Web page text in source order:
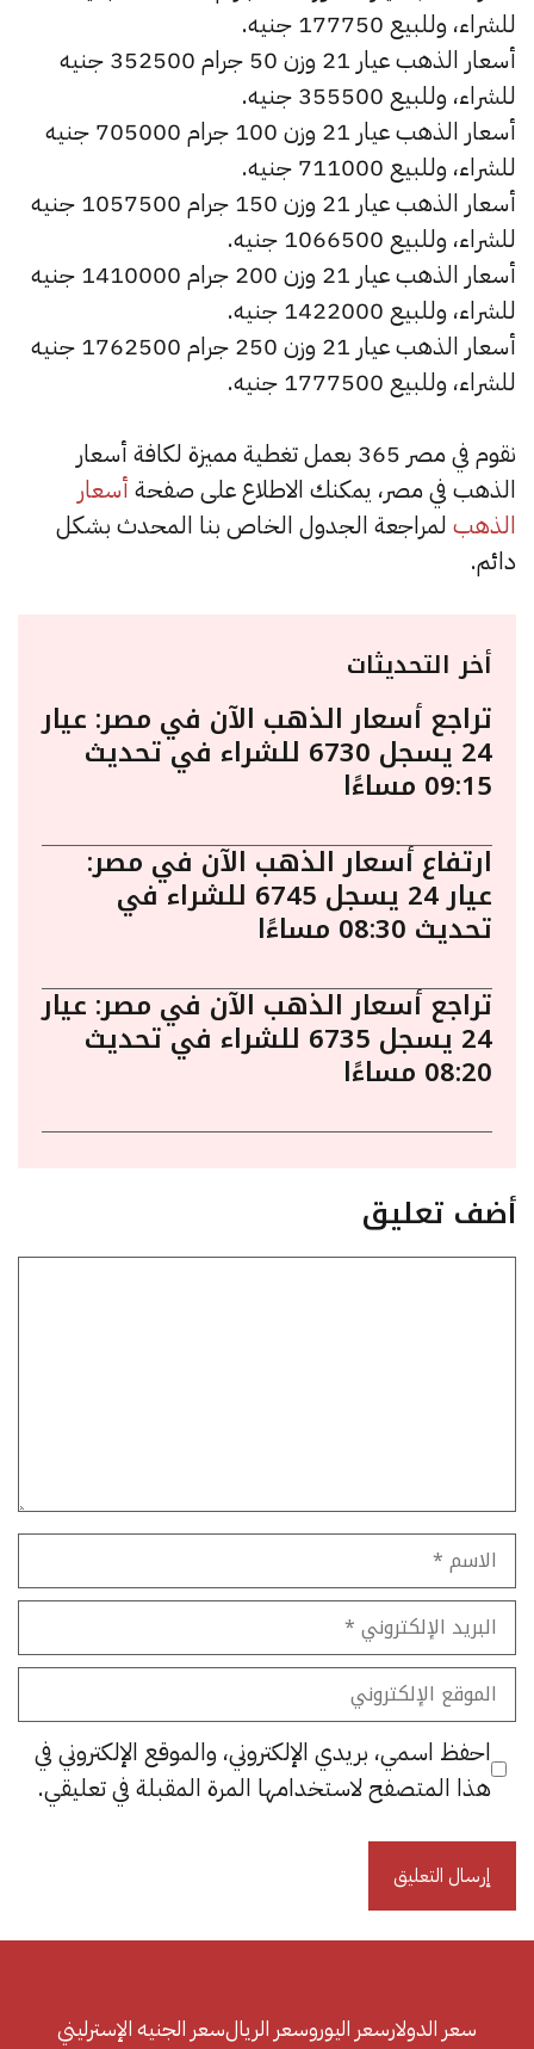
للشراء، وللبيع 177750 جنيه.
أسعار الذهب عيار 21 وزن 50 جرام 352500 جنيه
للشراء، وللبيع 355500 جنيه.
أسعار الذهب عيار 21 وزن 100 جرام 705000 جنيه
للشراء، وللبيع 711000 جنيه.
أسعار الذهب عيار 21 وزن 150 جرام 1057500 جنيه
للشراء، وللبيع 1066500 جنيه.
أسعار الذهب عيار 21 وزن 200 جرام 1410000 جنيه
للشراء، وللبيع 1422000 جنيه.
أسعار الذهب عيار 21 وزن 250 جرام 1762500 جنيه
للشراء، وللبيع 1777500 جنيه.
نقوم في مصر 365 بعمل تغطية مميزة لكافة أسعار
الذهب في مصر، يمكنك الاطلاع على صفحة أسعار
الذهب لمراجعة الجدول الخاص بنا المحدث بشكل
دائم.
أخر التحديثات
تراجع أسعار الذهب الآن في مصر: عيار
24 يسجل 6730 للشراء في تحديث
09:15 مساءًا
ارتفاع أسعار الذهب الآن في مصر:
عيار 24 يسجل 6745 للشراء في
تحديث 08:30 مساءًا
تراجع أسعار الذهب الآن في مصر: عيار
24 يسجل 6735 للشراء في تحديث
08:20 مساءًا
أضف تعليق
الاسم
البريد
الإلكتروني
الموقع
الإلكتروني
احفظ اسمي، بريدي الإلكتروني، والموقع الإلكتروني في
هذا المتصفح لاستخدامها المرة المقبلة في تعليقي.
سعر الدولارسعر اليوروسعر الريالسعر الجنيه الإسترليني